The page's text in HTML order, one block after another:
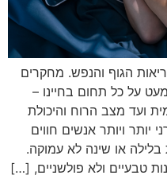
הגוף והנפש. מחקרים
על כל תחום בחיינו –
ועד מצב הרוח והיכולת
יותר ויותר אנשים חווים
בלילה או שינה לא עמוקה.
טבעיים ולא פולשניים, […]